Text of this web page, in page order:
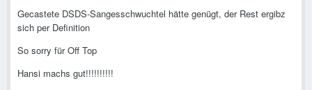
Gecastete DSDS-Sangesschwuchtel hätte genügt, der Rest ergibz
sich per Definition
So sorry für Off Top
Hansi machs gut!!!!!!!!!!